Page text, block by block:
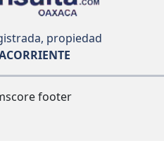
propiedad